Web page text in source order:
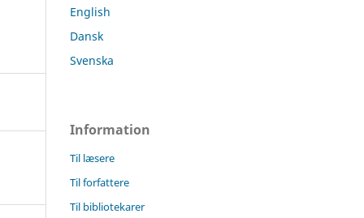
English
Dansk
Svenska
Information
Til læsere
Til forfattere
Til bibliotekarer